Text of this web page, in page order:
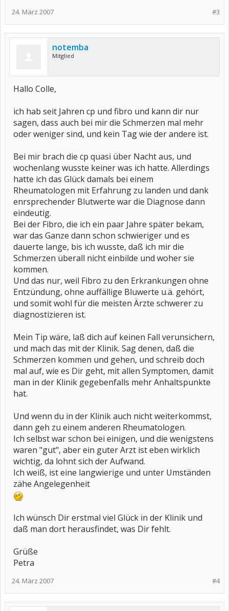
#3
24. März 2007
notemba
Mitglied
Hallo Colle,
ich hab seit Jahren cp und fibro und kann dir nur
sagen, dass auch bei mir die Schmerzen mal mehr
oder weniger sind, und kein Tag wie der andere ist.
Bei mir brach die cp quasi über Nacht aus, und
wochenlang wusste keiner was ich hatte. Allerdings
hatte ich das Glück damals bei einem
Rheumatologen mit Erfahrung zu landen und dank
enrsprechender Blutwerte war die Diagnose dann
eindeutig.
Bei der Fibro, die ich ein paar Jahre später bekam,
war das Ganze dann schon schwieriger und es
dauerte lange, bis ich wusste, daß ich mir die
Schmerzen überall nicht einbilde und woher sie
kommen.
Und das nur, weil Fibro zu den Erkrankungen ohne
Entzündung, ohne auffällige Bluwerte u.ä. gehört,
und somit wohl für die meisten Ärzte schwerer zu
diagnostizieren ist.
Mein Tip wäre, laß dich auf keinen Fall verunsichern,
und mach das mit der Klinik. Sag denen, daß die
Schmerzen kommen und gehen, und schreib doch
mal auf, wie es Dir geht, mit allen Symptomen, damit
man in der Klinik gegebenfalls mehr Anhaltspunkte
hat.
Und wenn du in der Klinik auch nicht weiterkommst,
dann geh zu einem anderen Rheumatologen.
Ich selbst war schon bei einigen, und die wenigstens
waren "gut", aber ein guter Arzt ist eben wirklich
wichtig, da lohnt sich der Aufwand.
Ich weiß, ist eine langwierige und unter Umständen
zähe Angelegenheit
Ich wünsch Dir erstmal viel Glück in der Klinik und
daß man dort herausfindet, was Dir fehlt.
Grüße
Petra
#4
24. März 2007